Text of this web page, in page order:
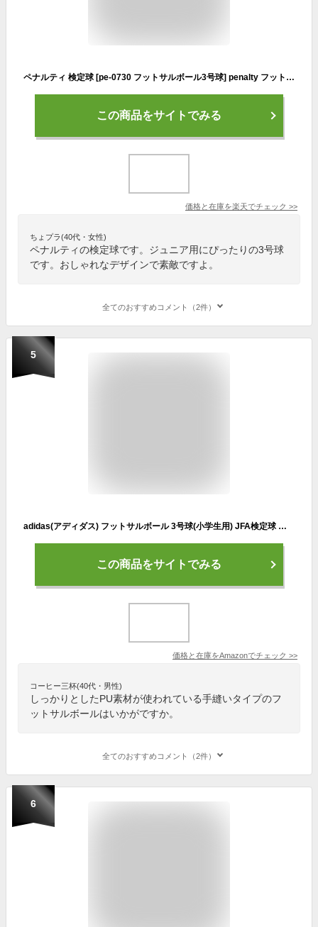
ペナルティ 検定球 [pe-0730 フットサルボール3号球] penalty フットサル ボール 3号 penalty 小学生用フットサルボール 【ネコポス不可】
この商品をサイトでみる
価格と在庫を楽天でチェック >>
ちょプラ(40代・女性)
ペナルティの検定球です。ジュニア用にぴったりの3号球
です。おしゃれなデザインで素敵ですよ。
全てのおすすめコメント（2件）
5
adidas(アディダス) フットサルボール 3号球(小学生用) JFA検定球 ツバサ フットサル AFF310 【2020年FIFA主要大会モデル】
この商品をサイトでみる
価格と在庫をAmazonでチェック >>
コーヒー三杯(40代・男性)
しっかりとしたPU素材が使われている手縫いタイプのフ
ットサルボールはいかがですか。
全てのおすすめコメント（2件）
6